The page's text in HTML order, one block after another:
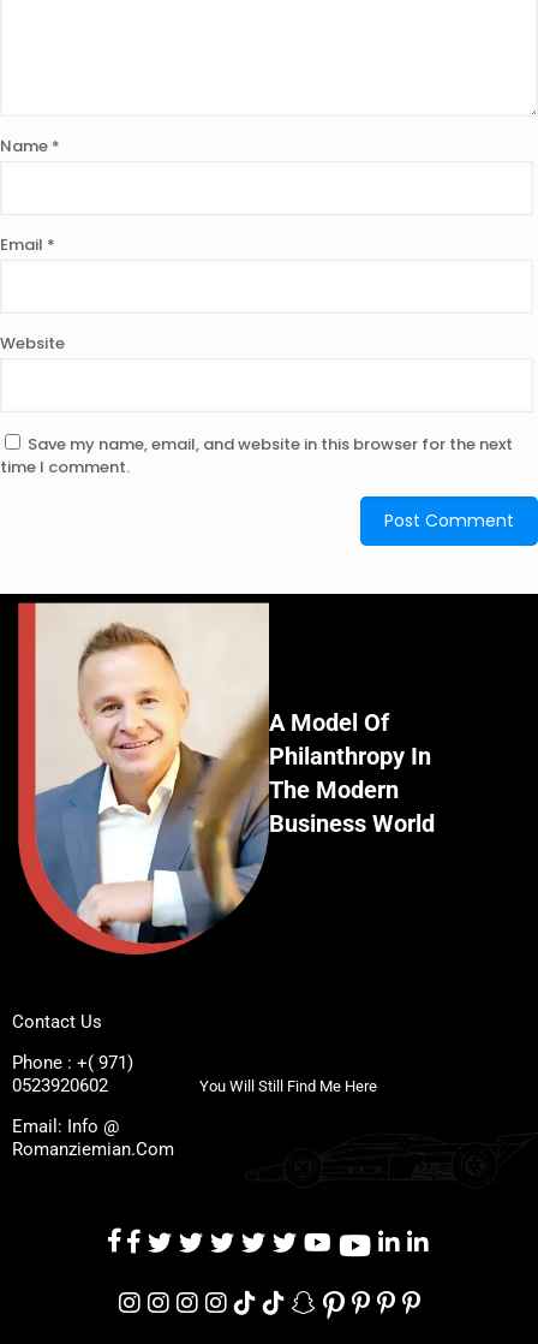
Name *
Email *
Website
Save my name, email, and website in this browser for the next
time I comment.
A Model Of
Philanthropy In
The Modern
Business World
Contact Us
Phone : +( 971)
0523920602
Email: Info @
Romanziemian.Com
You Will Still Find Me Here